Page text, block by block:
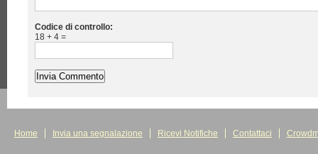
Codice di controllo:
18 + 4 =
Home Invia una segnalazione Ricevi Notifiche Contattaci